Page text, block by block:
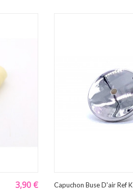
3,90 € Capuchon Buse D'air Ref K